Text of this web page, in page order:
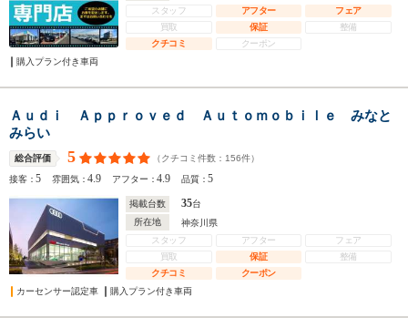
スタッフ
アフター
フェア
買取
保証
整備
クチコミ
クーポン
購入プラン付き車両
Ａｕｄｉ Ａｐｐｒｏｖｅｄ Ａｕｔｏｍｏｂｉｌｅ みなと
みらい
総合評価 5 （クチコミ件数： 156件）
接客：5 雰囲気：4.9 アフター：4.9 品質：5
掲載台数 35台
所在地
神奈川県
スタッフ
アフター
フェア
買取
保証
整備
クチコミ
クーポン
カーセンサー認定車
購入プラン付き車両